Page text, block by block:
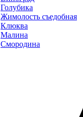
Голубика
Жимолость съедобная
Клюква
Малина
Смородина